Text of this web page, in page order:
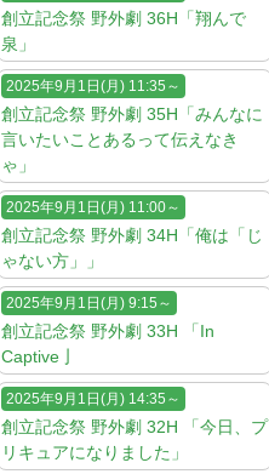
創立記念祭 野外劇 36H「翔んで
泉」
2025年9月1日(月) 11:35～
創立記念祭 野外劇 35H「みんなに
言いたいことあるって伝えなき
ゃ」
2025年9月1日(月) 11:00～
創立記念祭 野外劇 34H「俺は「じ
ゃない方」」
2025年9月1日(月) 9:15～
創立記念祭 野外劇 33H 「In
Captive亅
2025年9月1日(月) 14:35～
創立記念祭 野外劇 32H 「今日、プ
リキュアになりました」